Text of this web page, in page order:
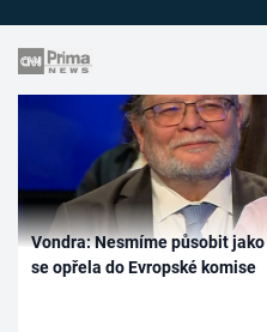
Vondra: Nesmíme působit
se opřela do Evropské komise